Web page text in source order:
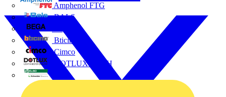
Amphenol FTG
BALS
Bticino
Cimco
DOTLUX GmbH